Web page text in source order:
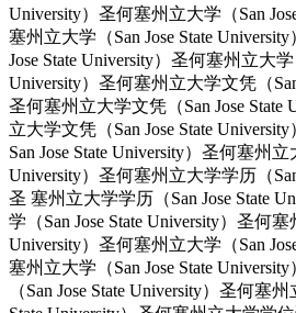
University）圣何塞州立大学（San
塞州立大学（San Jose State
Jose State University）圣何塞州立大学
University）圣何塞州立大学文凭（San
圣何塞州立大学文凭（San Jose State
立大学文凭（San Jose State
San Jose State University）圣何塞州立
University）圣何塞州立大学学历（San
圣 塞州立大学学历（San Jose State
学（San Jose State University）圣何塞
University）圣何塞州立大学（San
塞州立大学（San Jose State
（San Jose State University）圣何塞